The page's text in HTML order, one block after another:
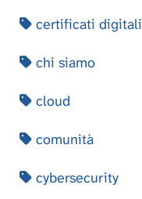
certificati digitali
chi siamo
cloud
comunità
cybersecurity